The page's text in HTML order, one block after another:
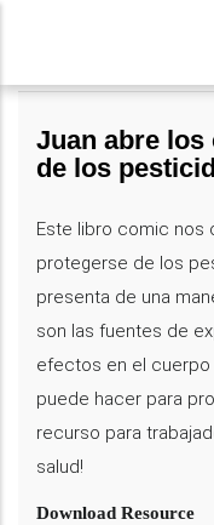
contenido
Juan abre
de los
Este libro comic nos
protegerse de los
presenta de una
son las fuentes de
efectos en el cuerpo
puede hacer para
recurso para
salud!
Download Resource